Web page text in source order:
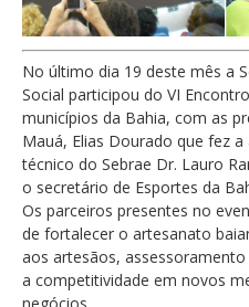
No último dia 19 deste mês a
Social participou do VI
municípios da Bahia, com as
Mauá, Elias Dourado que fez
técnico do Sebrae Dr. Lauro
o secretário de Esportes da
Os parceiros presentes no
de fortalecer o artesanato
aos artesãos,
a competitividade em novos
negócios.